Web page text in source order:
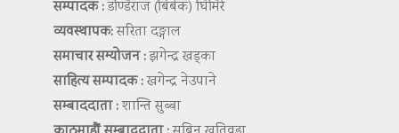
सम्पादक :डण्डिराज (बिबेक) घिमिरे
व्यवस्थापक:सरिता दङ्गाल
समाचार सम्योजन :झगेन्द्र खड्का
साहित्य सम्पादक :खगेन्द्र नेउपाने
सम्बाददाता :शान्ति सुब्बा